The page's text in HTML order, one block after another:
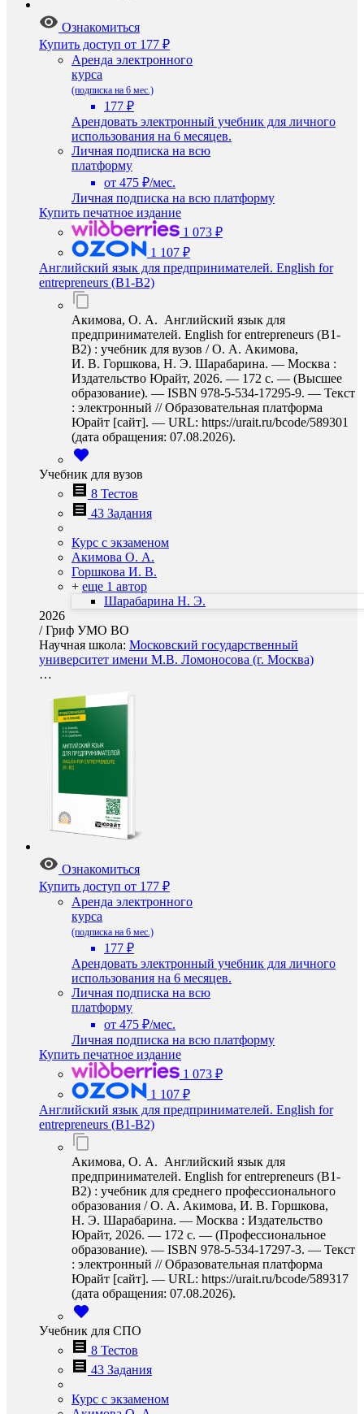
Ознакомиться
Купить доступ от 177 ₽
Аренда электронного
курса
(подписка на 6 мес.)
177 ₽
Арендовать электронный учебник для личного
использования на 6 месяцев.
Личная подписка на всю
платформу
от 475 ₽/мес.
Личная подписка на всю платформу
Купить печатное издание
1 073 ₽
1 107 ₽
Английский язык для предпринимателей. English for
entrepreneurs (B1-B2)
Акимова, О. А. Английский язык для
предпринимателей. English for entrepreneurs (B1-
B2) : учебник для вузов / О. А. Акимова,
И. В. Горшкова, Н. Э. Шарабарина. — Москва :
Издательство Юрайт, 2026. — 172 с. — (Высшее
образование). — ISBN 978-5-534-17295-9. — Текст
: электронный // Образовательная платформа
Юрайт [сайт]. — URL: https://urait.ru/bcode/589301
(дата обращения: 07.08.2026).
Учебник для вузов
8 Тестов
43 Задания
Курс с экзаменом
Акимова О. А.
Горшкова И. В.
+ еще 1 автор
Шарабарина Н. Э.
2026
/Гриф УМО ВО
Научная школа: Московский государственный
университет имени М.В. Ломоносова (г. Москва)
…
Ознакомиться
Купить доступ от 177 ₽
Аренда электронного
курса
(подписка на 6 мес.)
177 ₽
Арендовать электронный учебник для личного
использования на 6 месяцев.
Личная подписка на всю
платформу
от 475 ₽/мес.
Личная подписка на всю платформу
Купить печатное издание
1 073 ₽
1 107 ₽
Английский язык для предпринимателей. English for
entrepreneurs (B1-B2)
Акимова, О. А. Английский язык для
предпринимателей. English for entrepreneurs (B1-
B2) : учебник для среднего профессионального
образования / О. А. Акимова, И. В. Горшкова,
Н. Э. Шарабарина. — Москва : Издательство
Юрайт, 2026. — 172 с. — (Профессиональное
образование). — ISBN 978-5-534-17297-3. — Текст
: электронный // Образовательная платформа
Юрайт [сайт]. — URL: https://urait.ru/bcode/589317
(дата обращения: 07.08.2026).
Учебник для СПО
8 Тестов
43 Задания
Курс с экзаменом